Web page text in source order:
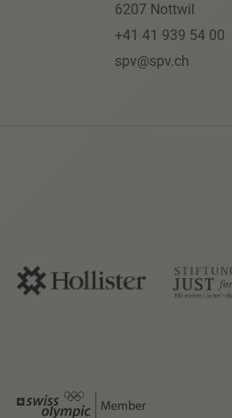
6207 Nottwil
+41 41 939 54 00
spv@spv.ch